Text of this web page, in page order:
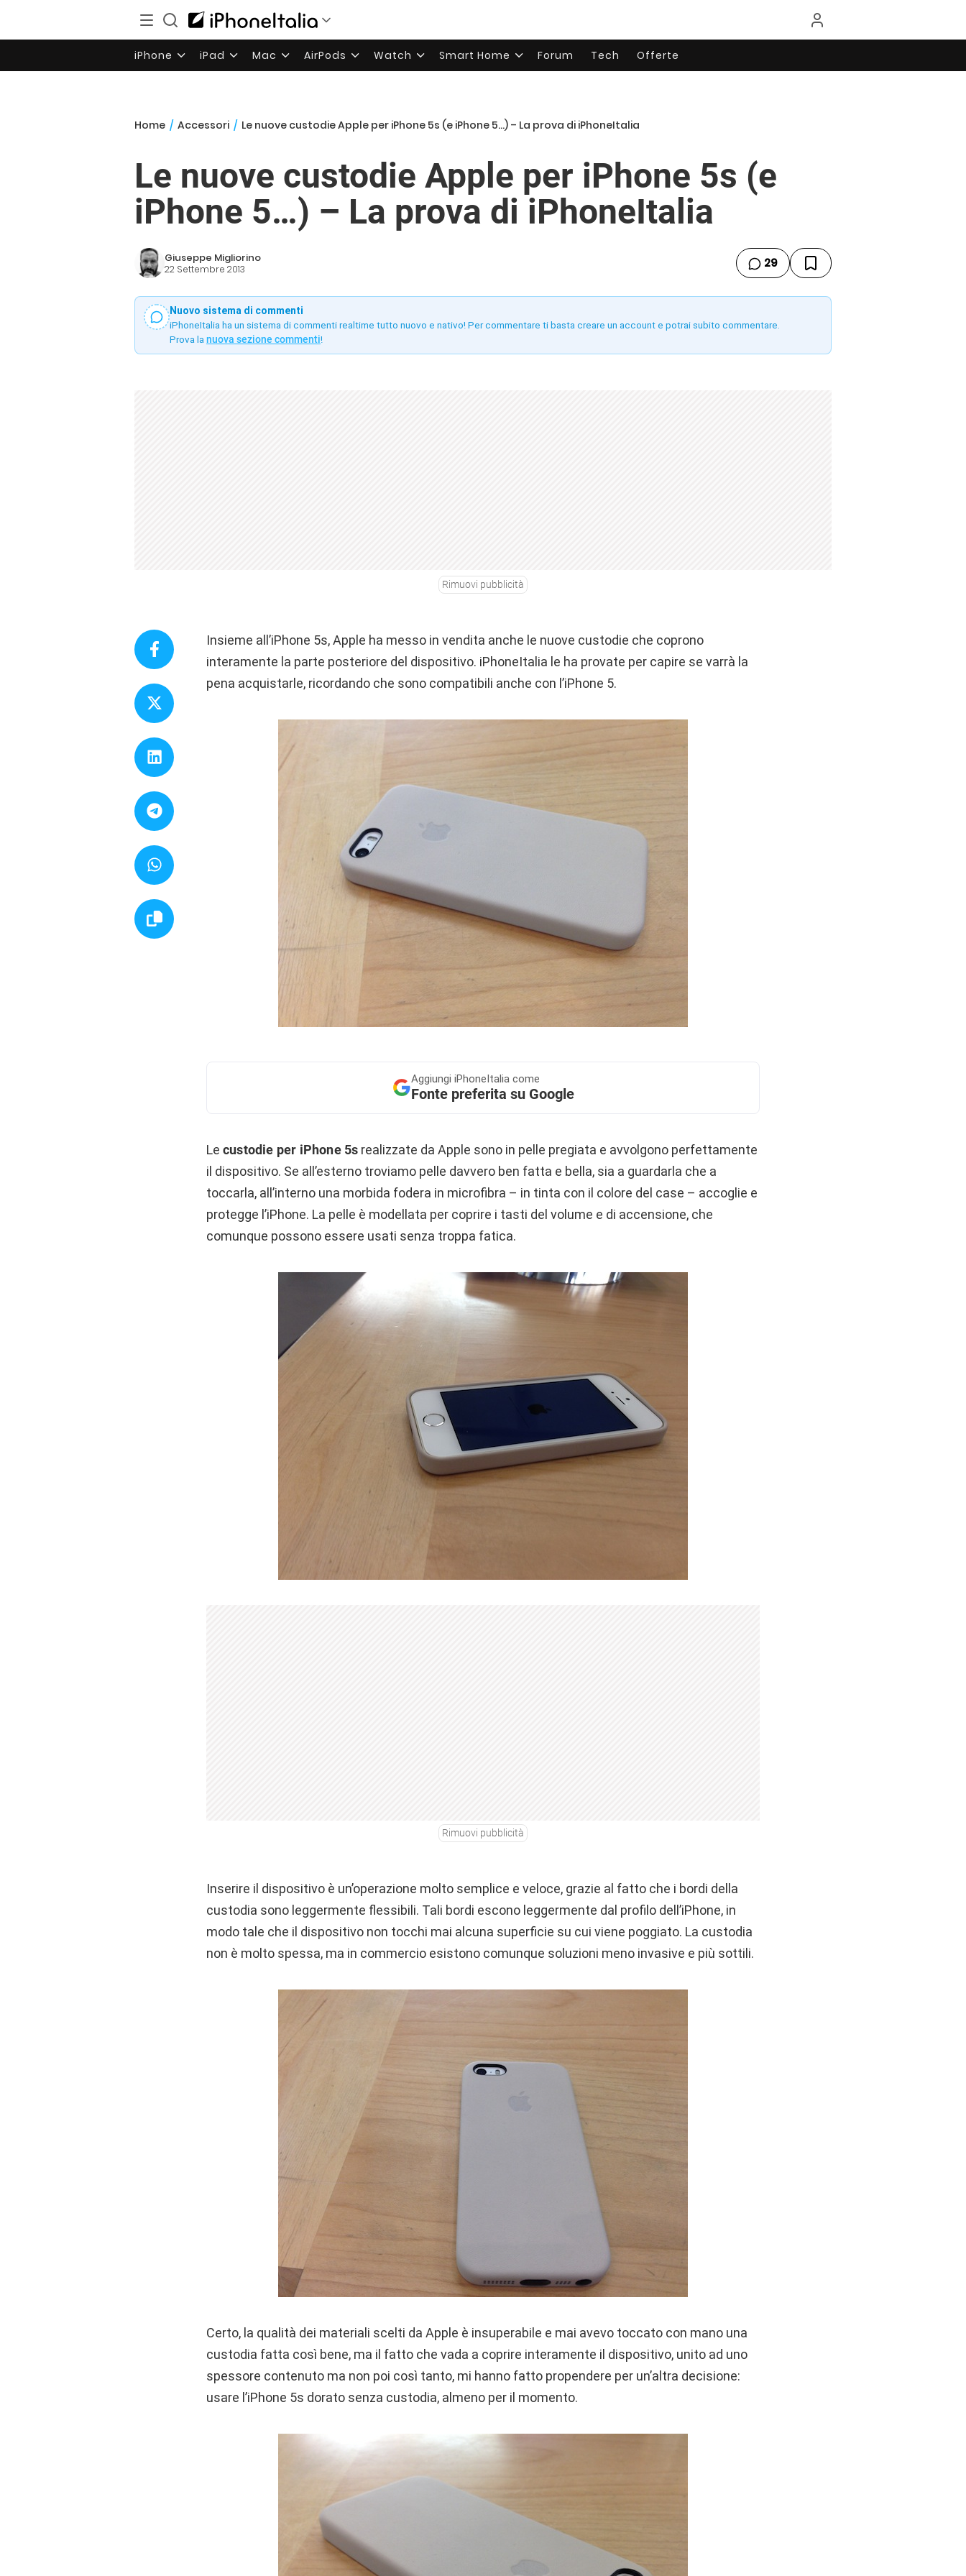
iPhone iPad Mac AirPods Watch Smart Home Forum Tech Offerte
Home / Accessori / Le nuove custodie Apple per iPhone 5s (e iPhone 5…) – La prova di iPhoneItalia
Le nuove custodie Apple per iPhone 5s (e
iPhone 5…) – La prova di iPhoneItalia
Giuseppe Migliorino
22 Settembre 2013 29
Nuovo sistema di commenti
iPhoneItalia ha un sistema di commenti realtime tutto nuovo e nativo! Per commentare ti basta creare un account e potrai subito commentare.
Prova la nuova sezione commenti!
Rimuovi pubblicità
Insieme all’iPhone 5s, Apple ha messo in vendita anche le nuove custodie che coprono
interamente la parte posteriore del dispositivo. iPhoneItalia le ha provate per capire se varrà la
pena acquistarle, ricordando che sono compatibili anche con l’iPhone 5.
Aggiungi iPhoneItalia come
Fonte preferita su Google
Le custodie per iPhone 5s realizzate da Apple sono in pelle pregiata e avvolgono perfettamente
il dispositivo. Se all’esterno troviamo pelle davvero ben fatta e bella, sia a guardarla che a
toccarla, all’interno una morbida fodera in microfibra – in tinta con il colore del case – accoglie e
protegge l’iPhone. La pelle è modellata per coprire i tasti del volume e di accensione, che
comunque possono essere usati senza troppa fatica.
Rimuovi pubblicità
Inserire il dispositivo è un’operazione molto semplice e veloce, grazie al fatto che i bordi della
custodia sono leggermente flessibili. Tali bordi escono leggermente dal profilo dell’iPhone, in
modo tale che il dispositivo non tocchi mai alcuna superficie su cui viene poggiato. La custodia
non è molto spessa, ma in commercio esistono comunque soluzioni meno invasive e più sottili.
Certo, la qualità dei materiali scelti da Apple è insuperabile e mai avevo toccato con mano una
custodia fatta così bene, ma il fatto che vada a coprire interamente il dispositivo, unito ad uno
spessore contenuto ma non poi così tanto, mi hanno fatto propendere per un’altra decisione:
usare l’iPhone 5s dorato senza custodia, almeno per il momento.